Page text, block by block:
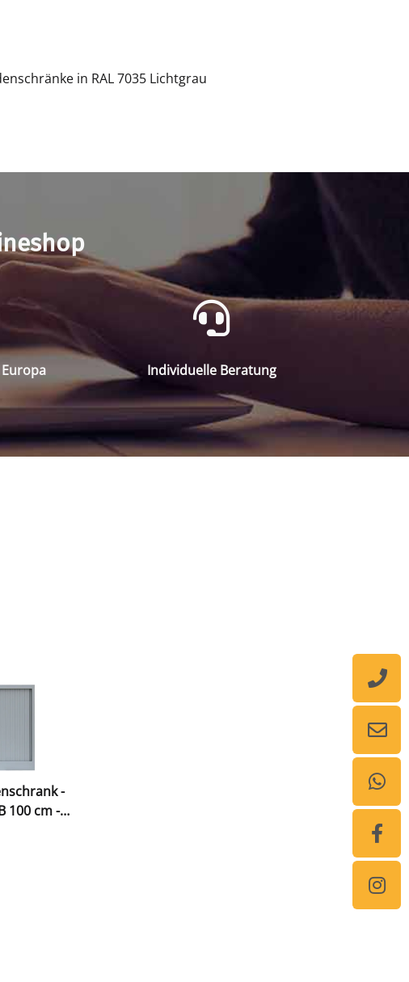
in RAL 7035 Lichtgrau
Individuelle Beratung
-
100 cm -